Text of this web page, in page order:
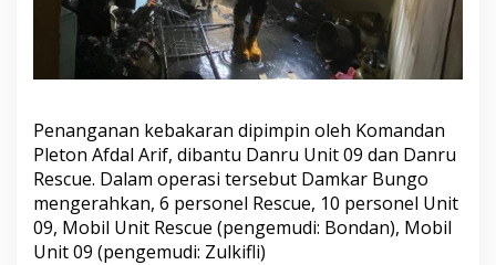
Penanganan kebakaran dipimpin oleh Komandan
Pleton Afdal Arif, dibantu Danru Unit 09 dan Danru
Rescue. Dalam operasi tersebut Damkar Bungo
mengerahkan, 6 personel Rescue, 10 personel Unit
09, Mobil Unit Rescue (pengemudi: Bondan), Mobil
Unit 09 (pengemudi: Zulkifli)